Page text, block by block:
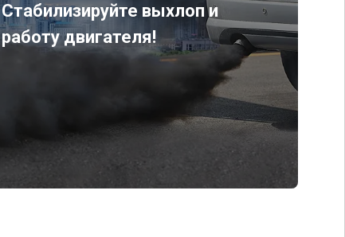
Стабилизируйте выхлоп и
работу двигателя!